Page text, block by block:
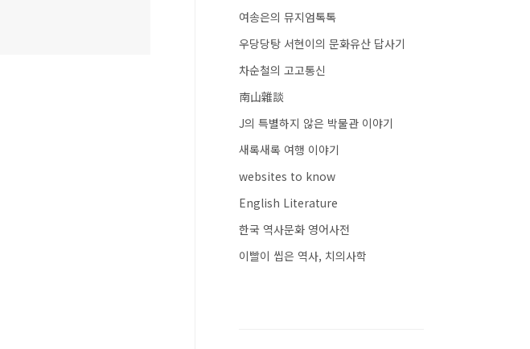
여송은의 뮤지엄톡톡
우당당탕 서현이의 문화유산 답사기
차순철의 고고통신
南山雜談
J의 특별하지 않은 박물관 이야기
새록새록 여행 이야기
websites to know
English Literature
한국 역사문화 영어사전
이빨이 씹은 역사, 치의사학